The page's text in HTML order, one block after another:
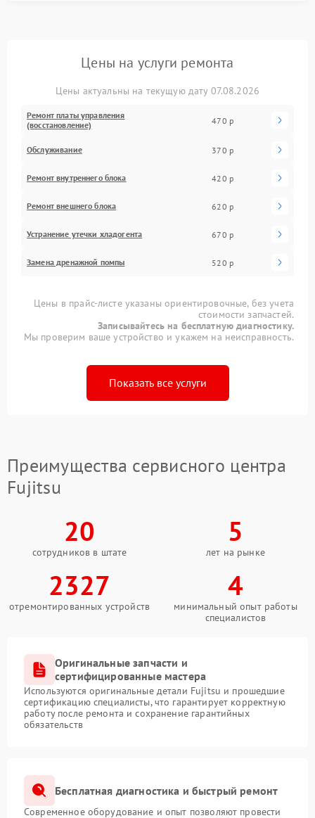
Цены на услуги ремонта
Цены актуальны на текущую дату 07.08.2026
Ремонт платы управления
(восстановление)
470 р
Обслуживание 370 р
Ремонт внутреннего блока 420 р
Ремонт внешнего блока 620 р
Устранение утечки хладогента 670 р
Замена дренажной помпы 520 р
Цены в прайс-листе указаны ориентировочные, без учета
стоимости запчастей.
Записывайтесь на бесплатную диагностику.
Мы проверим ваше устройство и укажем на неисправность.
Показать все услуги
Преимущества сервисного центра
Fujitsu
20
сотрудников в штате
5
лет на рынке
2327
отремонтированных устройств
4
минимальный опыт работы
специалистов
Оригинальные запчасти и
сертифицированные мастера
Используются оригинальные детали Fujitsu и прошедшие
сертификацию специалисты, что гарантирует корректную
работу после ремонта и сохранение гарантийных
обязательств
Бесплатная диагностика и быстрый ремонт
Современное оборудование и опыт позволяют провести